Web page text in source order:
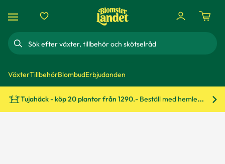
Sök
VäxterTillbehörBlombudErbjudanden
Tujahäck - köp 20 plantor från 1290.- Beställ med hemleverans!